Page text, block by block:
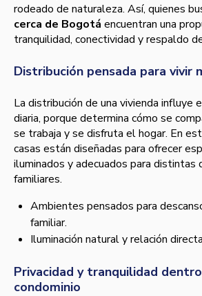
rodeado de naturaleza. Así, quienes
cerca de Bogotá encuentran una
tranquilidad, conectividad y respaldo
Distribución pensada para vivir
La distribución de una vivienda influye
diaria, porque determina cómo se
se trabaja y se disfruta el hogar. En
casas están diseñadas para ofrecer
iluminados y adecuados para distintas
familiares.
Ambientes pensados para
familiar.
Iluminación natural y relación
Privacidad y tranquilidad
condominio